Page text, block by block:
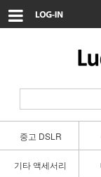
중고 DSLR
기타 액세서리